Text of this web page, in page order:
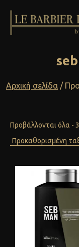
Αρχική σελίδα /
Προβάλλονται όλα -